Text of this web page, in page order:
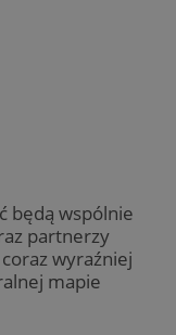
będą wspólnie
partnerzy
wyraźniej
mapie